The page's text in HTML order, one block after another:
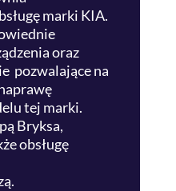
marki KIA.
oraz
pozwalające na
tej marki.
Bryksa,
obsługę